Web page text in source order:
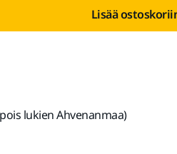
Lisää
lukien Ahvenanmaa)